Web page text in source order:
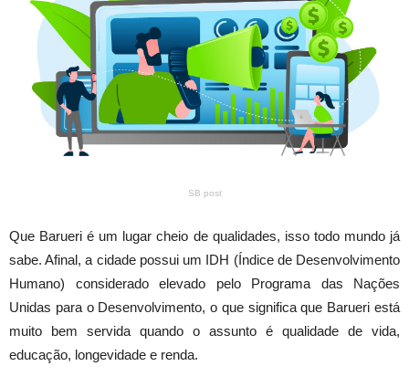
SB post
Que Barueri é um lugar cheio de qualidades, isso todo mundo já
sabe. Afinal, a cidade possui um IDH (Índice de Desenvolvimento
Humano) considerado elevado pelo Programa das Nações
Unidas para o Desenvolvimento, o que significa que Barueri está
muito bem servida quando o assunto é qualidade de vida,
educação, longevidade e renda.